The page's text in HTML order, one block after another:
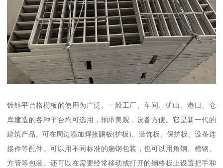
镀锌平台格栅板的使用为广泛。一般工厂、车间、矿山、港口、仓
库建造的各种平台均可选用，轴承美观，设备方便。它是新一代的
建筑产品。可在周边添加焊接踢板(护板)、装饰板、保护板、设备连
接件等配件。可以用不同标准的扁钢包装，也可以用角钢、槽钢、
方管等包装。还可以在需要经常移动或打开的钢格板上设置把手和